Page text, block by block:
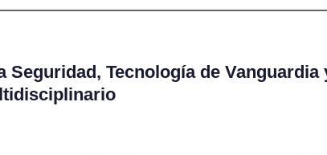
Seguridad, Tecnología de Vanguardia